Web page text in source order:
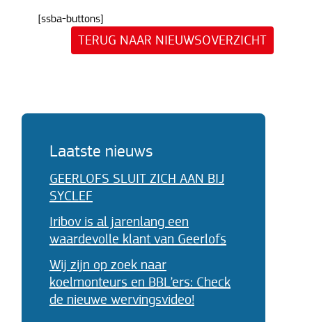
[ssba-buttons]
TERUG NAAR NIEUWSOVERZICHT
Laatste nieuws
GEERLOFS SLUIT ZICH AAN BIJ
SYCLEF
Iribov is al jarenlang een
waardevolle klant van Geerlofs
Wij zijn op zoek naar
koelmonteurs en BBL’ers: Check
de nieuwe wervingsvideo!